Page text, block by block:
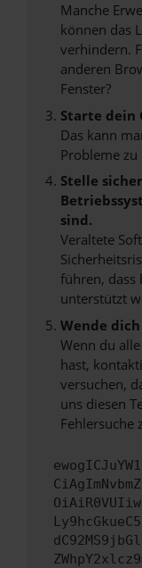
Manche
können das
verhindern.
anderen
Fenster?
Starte dein
Das kann
Probleme zu
Stelle
sind.
Veraltete
führen, dass
unterstützt
Wende
Wenn du
hast,
versuchen,
uns diesen
Fehlersuche